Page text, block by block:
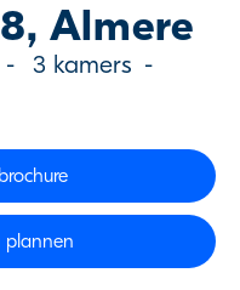
Almere
- 3 kamers -
plannen